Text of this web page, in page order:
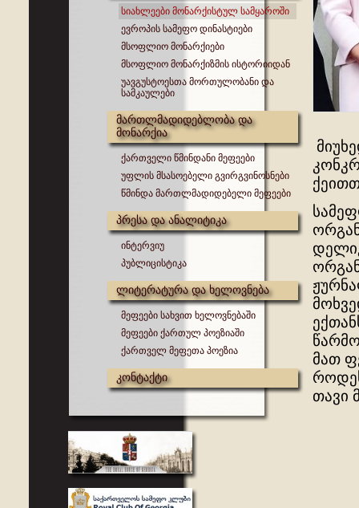
სიახლეები მონარქისტულ სამყაროში
ევროპის სამეფო დინასტიები
მსოფლიო მონარქიები
მსოფლიო მონარქიზმის ისტორიიდან
უავგუსტოესთა მორთულობანი და
სამკაულები
მართლმადიდებლობა და
მონარქია
ქართველი წმინდანი მეფეები
უფლის მსასოებელი გვირგვინოსნები
წმინდა მართლმადიდებელი მეფეები
პრესა და ანალიტიკა
ინტერვიუ
პუბლიცისტიკა
ლიტერატურა და ხელოვნება
მეფეები სახვით ხელოვნებაში
მეფეები ქართულ პოეზიაში
ქართველ მეფეთა პოეზია
კონტაქტი
მათ
თავი